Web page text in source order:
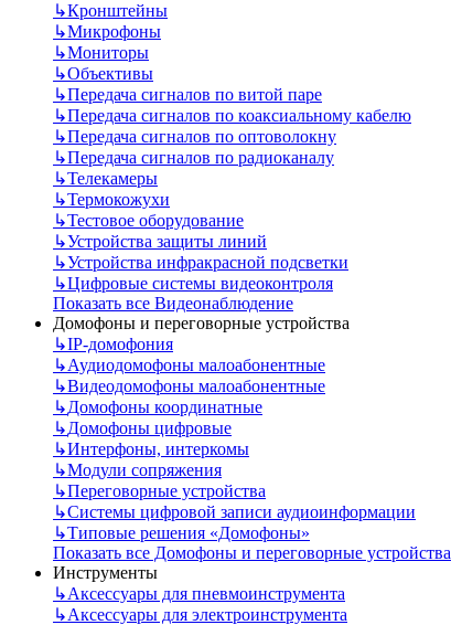
↳Кронштейны
↳Микрофоны
↳Мониторы
↳Объективы
↳Передача сигналов по витой паре
↳Передача сигналов по коаксиальному кабелю
↳Передача сигналов по оптоволокну
↳Передача сигналов по радиоканалу
↳Телекамеры
↳Термокожухи
↳Тестовое оборудование
↳Устройства защиты линий
↳Устройства инфракрасной подсветки
↳Цифровые системы видеоконтроля
Показать все Видеонаблюдение
Домофоны и переговорные устройства
↳IP-домофония
↳Аудиодомофоны малоабонентные
↳Видеодомофоны малоабонентные
↳Домофоны координатные
↳Домофоны цифровые
↳Интерфоны, интеркомы
↳Модули сопряжения
↳Переговорные устройства
↳Системы цифровой записи аудиоинформации
↳Типовые решения «Домофоны»
Показать все Домофоны и переговорные устройства
Инструменты
↳Аксессуары для пневмоинструмента
↳Аксессуары для электроинструмента